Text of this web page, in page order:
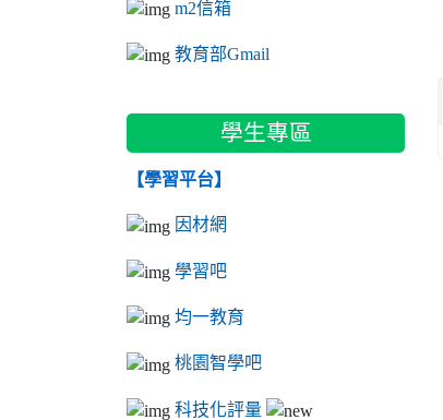
m2信箱
教育部Gmail
學生專區
【學習平台】
因材網
學習吧
均一教育
桃園智學吧
科技化評量